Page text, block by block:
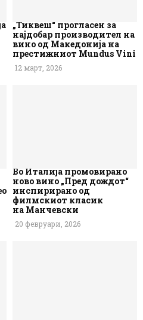
„Тиквеш“ прогласен за
најдобар производител на
вино од Македонија на
престижниот Mundus Vini
12 март, 2026
Во Италија промовирано
ново вино „Пред дождот“
инспирирано од
филмскиот класик
на Манчевски
20 февруари, 2026